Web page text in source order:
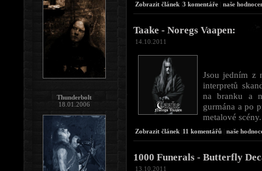
Zobrazit článek 3 komentáře naše
Taake - Noregs Vaapen:
14.10.2011
Jsou jedním z
interpretů
na branku a
gurmána a po
metalové
Zobrazit článek 11 komentářů naše
1000 Funerals - Butterfly
13.10.2011
Thunderbolt
18.01.2006